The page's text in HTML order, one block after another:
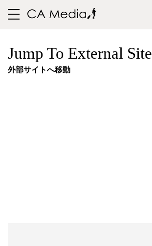
toggle
Jump To External Site
外部サイトへ移動